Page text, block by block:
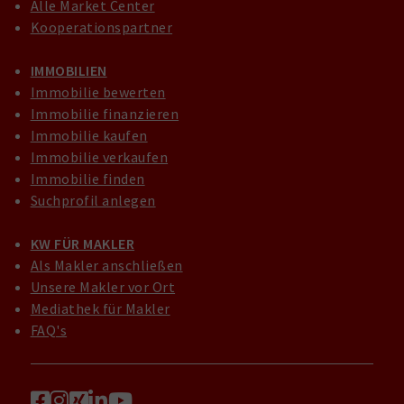
Alle Market Center
Kooperationspartner
IMMOBILIEN
Immobilie bewerten
Immobilie finanzieren
Immobilie kaufen
Immobilie verkaufen
Immobilie finden
Suchprofil anlegen
KW FÜR MAKLER
Als Makler anschließen
Unsere Makler vor Ort
Mediathek für Makler
FAQ's